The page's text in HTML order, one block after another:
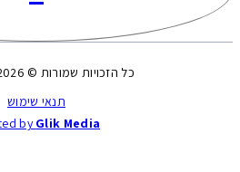
כל הזכויות שמורות © 2026 WhatsHub
תנאי שימוש
Created byGlik Media